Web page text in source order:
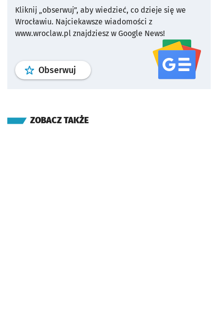
Kliknij „obserwuj”, aby wiedzieć, co dzieje się we
Wrocławiu. Najciekawsze wiadomości z
www.wroclaw.pl znajdziesz w Google News!
Obserwuj profil serwisu
ZOBACZ TAKŻE